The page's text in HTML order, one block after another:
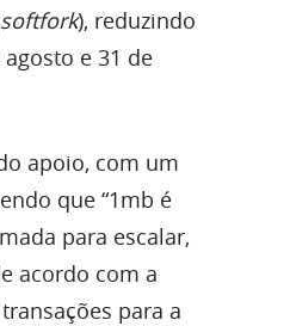
softfork), reduzindo
e 31 de
apoio, com um
que “1mb é
para escalar,
acordo com a
para a